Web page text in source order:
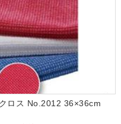
ロス No.2012 36×36cm